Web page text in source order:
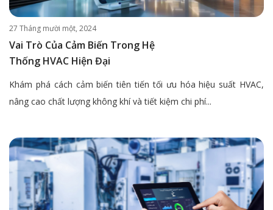
27 Tháng mười một, 2024
Vai Trò Của Cảm Biến Trong Hệ
Thống HVAC Hiện Đại
Khám phá cách cảm biến tiên tiến tối ưu hóa hiệu suất HVAC,
nâng cao chất lượng không khí và tiết kiệm chi phí...